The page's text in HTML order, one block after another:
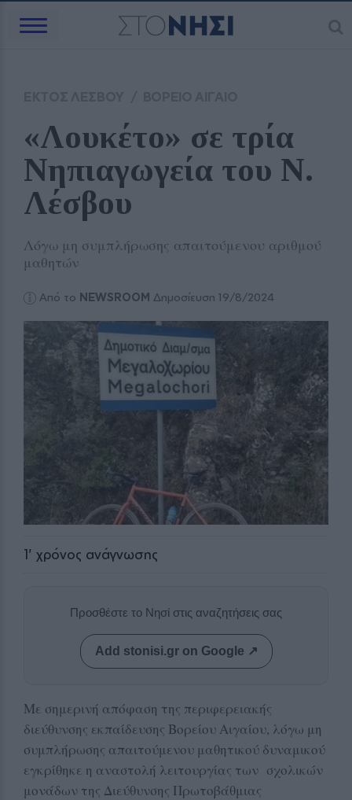
«Λουκέτο» σε τρία
Νηπιαγωγεία του Ν.
Λέσβου
Λόγω μη συμπλήρωσης απαιτούμενου αριθμού
μαθητών
Από το NEWSROOM Δημοσίευση 19/8/2024
1' χρόνος ανάγνωσης
Προσθέστε το Νησί στις αναζητήσεις σας
Add stonisi.gr on Google ↗
Με σημερινή απόφαση της περιφερειακής
διεύθυνσης εκπαίδευσης Βορείου Αιγαίου, λόγω μη
συμπλήρωσης απαιτούμενου μαθητικού δυναμικού
εγκρίθηκε η αναστολή λειτουργίας των σχολικών
μονάδων της Διεύθυνσης Πρωτοβάθμιας